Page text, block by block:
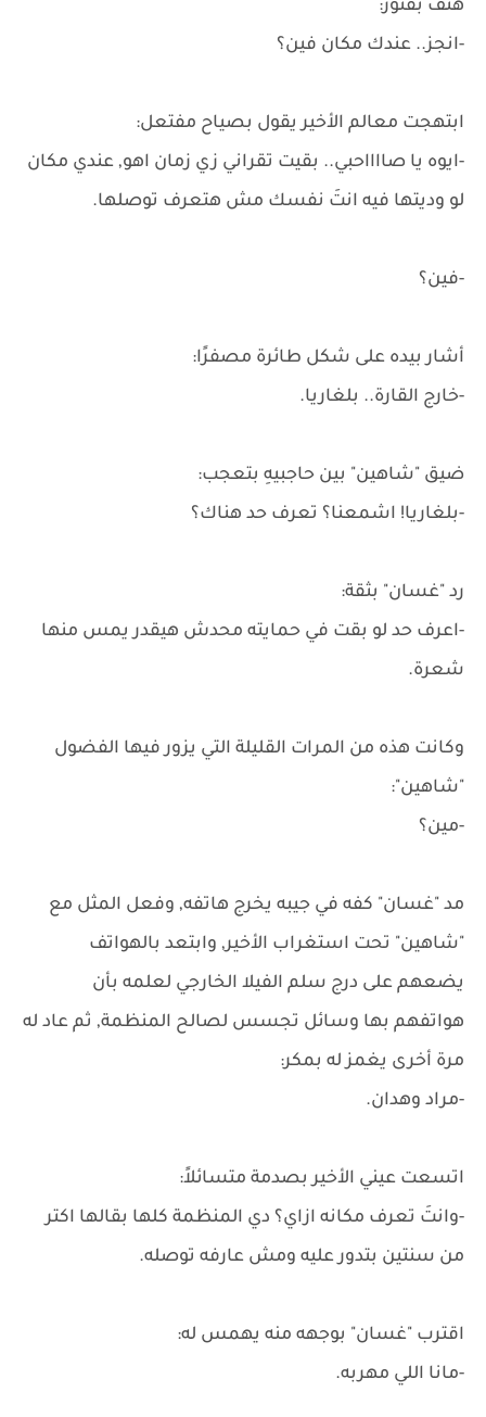
هتف بفتور:
-انجز.. عندك مكان فين؟
ابتهجت معالم الأخير يقول بصياح مفتعل:
-ايوه يا صااااحبي.. بقيت تقراني زي زمان اهو, عندي مكان
لو وديتها فيه انتَ نفسك مش هتعرف توصلها.
-فين؟
أشار بيده على شكل طائرة مصفرًا:
-خارج القارة.. بلغاريا.
ضيق "شاهين" بين حاجبيهِ بتعجب:
-بلغاريا! اشمعنا؟ تعرف حد هناك؟
رد "غسان" بثقة:
-اعرف حد لو بقت في حمايته محدش هيقدر يمس منها
شعرة.
وكانت هذه من المرات القليلة التي يزور فيها الفضول
"شاهين":
-مين؟
مد "غسان" كفه في جيبه يخرج هاتفه, وفعل المثل مع
"شاهين" تحت استغراب الأخير, وابتعد بالهواتف
يضعهم على درج سلم الفيلا الخارجي لعلمه بأن
هواتفهم بها وسائل تجسس لصالح المنظمة, ثم عاد له
مرة أخرى يغمز له بمكر:
-مراد وهدان.
اتسعت عيني الأخير بصدمة متسائلاً:
-وانتَ تعرف مكانه ازاي؟ دي المنظمة كلها بقالها اكتر
من سنتين بتدور عليه ومش عارفه توصله.
اقترب "غسان" بوجهه منه يهمس له:
-مانا اللي مهربه.